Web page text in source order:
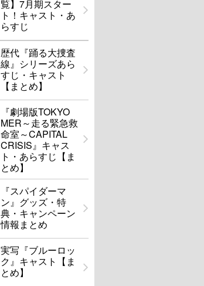
覧】7月期スター
ト！キャスト・あ
らすじ
歴代『踊る大捜査
線』シリーズあら
すじ・キャスト
【まとめ】
『劇場版TOKYO
MER～走る緊急救
命室～CAPITAL
CRISIS』キャス
ト・あらすじ【ま
とめ】
『スパイダーマ
ン』グッズ・特
典・キャンペーン
情報まとめ
実写『ブルーロッ
ク』キャスト【ま
とめ】